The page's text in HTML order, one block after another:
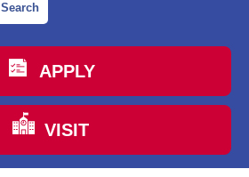
Search
APPLY
VISIT